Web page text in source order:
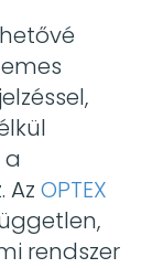
a
Az OPTEX
rendszer